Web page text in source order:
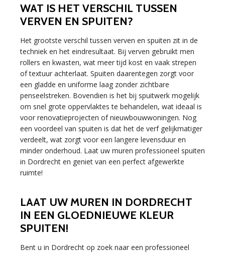
WAT IS HET VERSCHIL TUSSEN
VERVEN EN SPUITEN?
Het grootste verschil tussen verven en spuiten zit in de
techniek en het eindresultaat. Bij verven gebruikt men
rollers en kwasten, wat meer tijd kost en vaak strepen
of textuur achterlaat. Spuiten daarentegen zorgt voor
een gladde en uniforme laag zonder zichtbare
penseelstreken. Bovendien is het bij spuitwerk mogelijk
om snel grote oppervlaktes te behandelen, wat ideaal is
voor renovatieprojecten of nieuwbouwwoningen. Nog
een voordeel van spuiten is dat het de verf gelijkmatiger
verdeelt, wat zorgt voor een langere levensduur en
minder onderhoud. Laat uw muren professioneel spuiten
in Dordrecht en geniet van een perfect afgewerkte
ruimte!
LAAT UW MUREN IN DORDRECHT
IN EEN GLOEDNIEUWE KLEUR
SPUITEN!
Bent u in Dordrecht op zoek naar een professioneel